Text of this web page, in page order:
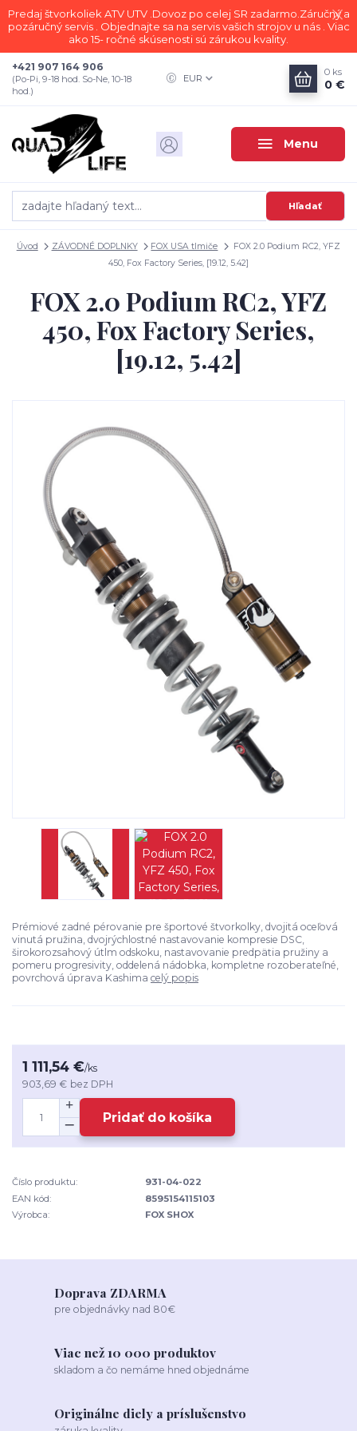
Predaj štvorkoliek ATV UTV .Dovoz po celej SR zadarmo.Záručný a
pozáručný servis . Objednajte sa na servis vašich strojov u nás . Viac
ako 15- ročné skúsenosti sú zárukou kvality.
Menu
EUR
Hľadať
+421 907 164 906
(Po-Pi, 9-18 hod. So-Ne, 10-18
hod.)
0 ks
0 €
Úvod ZÁVODNÉ DOPLNKY FOX USA tlmiče
FOX 2.0 Podium RC2, YFZ
450, Fox Factory Series, [19.12, 5.42]
FOX 2.0 Podium RC2, YFZ
450, Fox Factory Series,
[19.12, 5.42]
Prémiové zadné pérovanie pre športové štvorkolky, dvojitá oceľová
vinutá pružina, dvojrýchlostné nastavovanie kompresie DSC,
širokorozsahový útlm odskoku, nastavovanie predpätia pružiny a
pomeru progresivity, oddelená nádobka, kompletne rozoberateľné,
povrchová úprava Kashima celý popis
1 111,54 €/ks
903,69 € bez DPH
Pridať do košíka
Číslo produktu:
931-04-022
EAN kód:
8595154115103
Výrobca:
FOX SHOX
Doprava ZDARMA
pre objednávky nad 80€
Viac než 10 000 produktov
skladom a čo nemáme hned objednáme
Originálne diely a príslušenstvo